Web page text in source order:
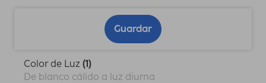
Guardar
Color de Luz (1)
De blanco cálido a luz diurna